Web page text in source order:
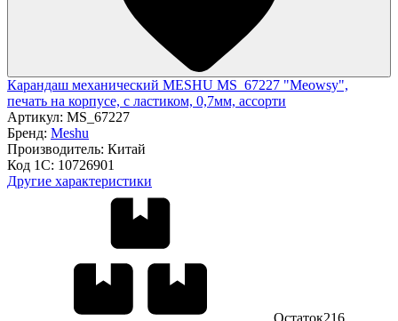
Карандаш механический MESHU MS_67227 "Meowsy",
печать на корпусе, с ластиком, 0,7мм, ассорти
Артикул: MS_67227
Бренд: Meshu
Производитель: Китай
Код 1С: 10726901
Другие характеристики
Остаток216